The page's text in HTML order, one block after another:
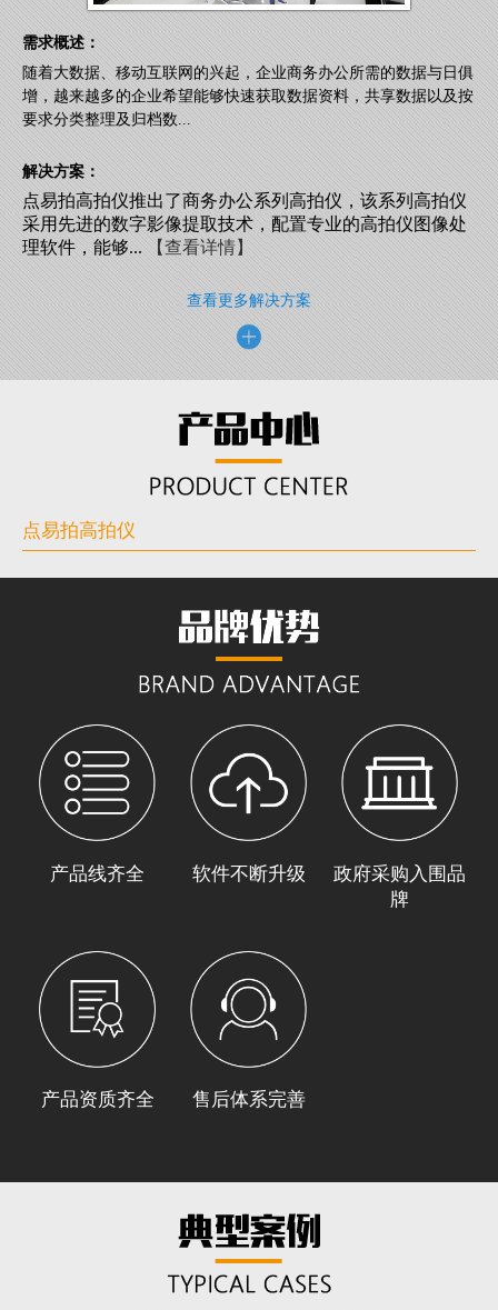
需求概述：
随着大数据、移动互联网的兴起，企业商务办公所需的数据与日俱
增，越来越多的企业希望能够快速获取数据资料，共享数据以及按
要求分类整理及归档数...
解决方案：
点易拍高拍仪推出了商务办公系列高拍仪，该系列高拍仪
采用先进的数字影像提取技术，配置专业的高拍仪图像处
理软件，能够...【查看详情】
查看更多解决方案
点易拍高拍仪
产品线齐全 软件不断升级
政府采购入围品
牌
产品资质齐全 售后体系完善